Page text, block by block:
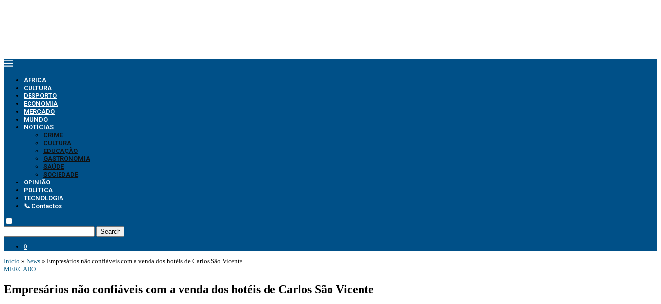
ÁFRICA
CULTURA
DESPORTO
ECONOMIA
MERCADO
MUNDO
NOTÍCIAS
CRIME
CULTURA
EDUCAÇÃO
GASTRONOMIA
SAÚDE
SOCIEDADE
OPINIÃO
POLÍTICA
TECNOLOGIA
📞 Contactos
Search
0
Início » News » Empresários não confiáveis com a venda dos hotéis de Carlos São Vicente
MERCADO
Empresários não confiáveis com a venda dos hotéis de Carlos São Vicente